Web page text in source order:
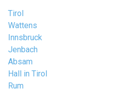
Tirol
Wattens
Innsbruck
Jenbach
Absam
Hall in Tirol
Rum